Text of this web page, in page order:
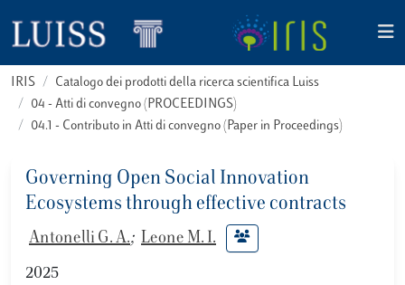
IRIS
Catalogo dei prodotti della ricerca scientifica Luiss
04 - Atti di convegno (PROCEEDINGS)
04.1 - Contributo in Atti di convegno (Paper in Proceedings)
Governing Open Social Innovation
Ecosystems through effective contracts
Antonelli G. A.; Leone M. I.
2025